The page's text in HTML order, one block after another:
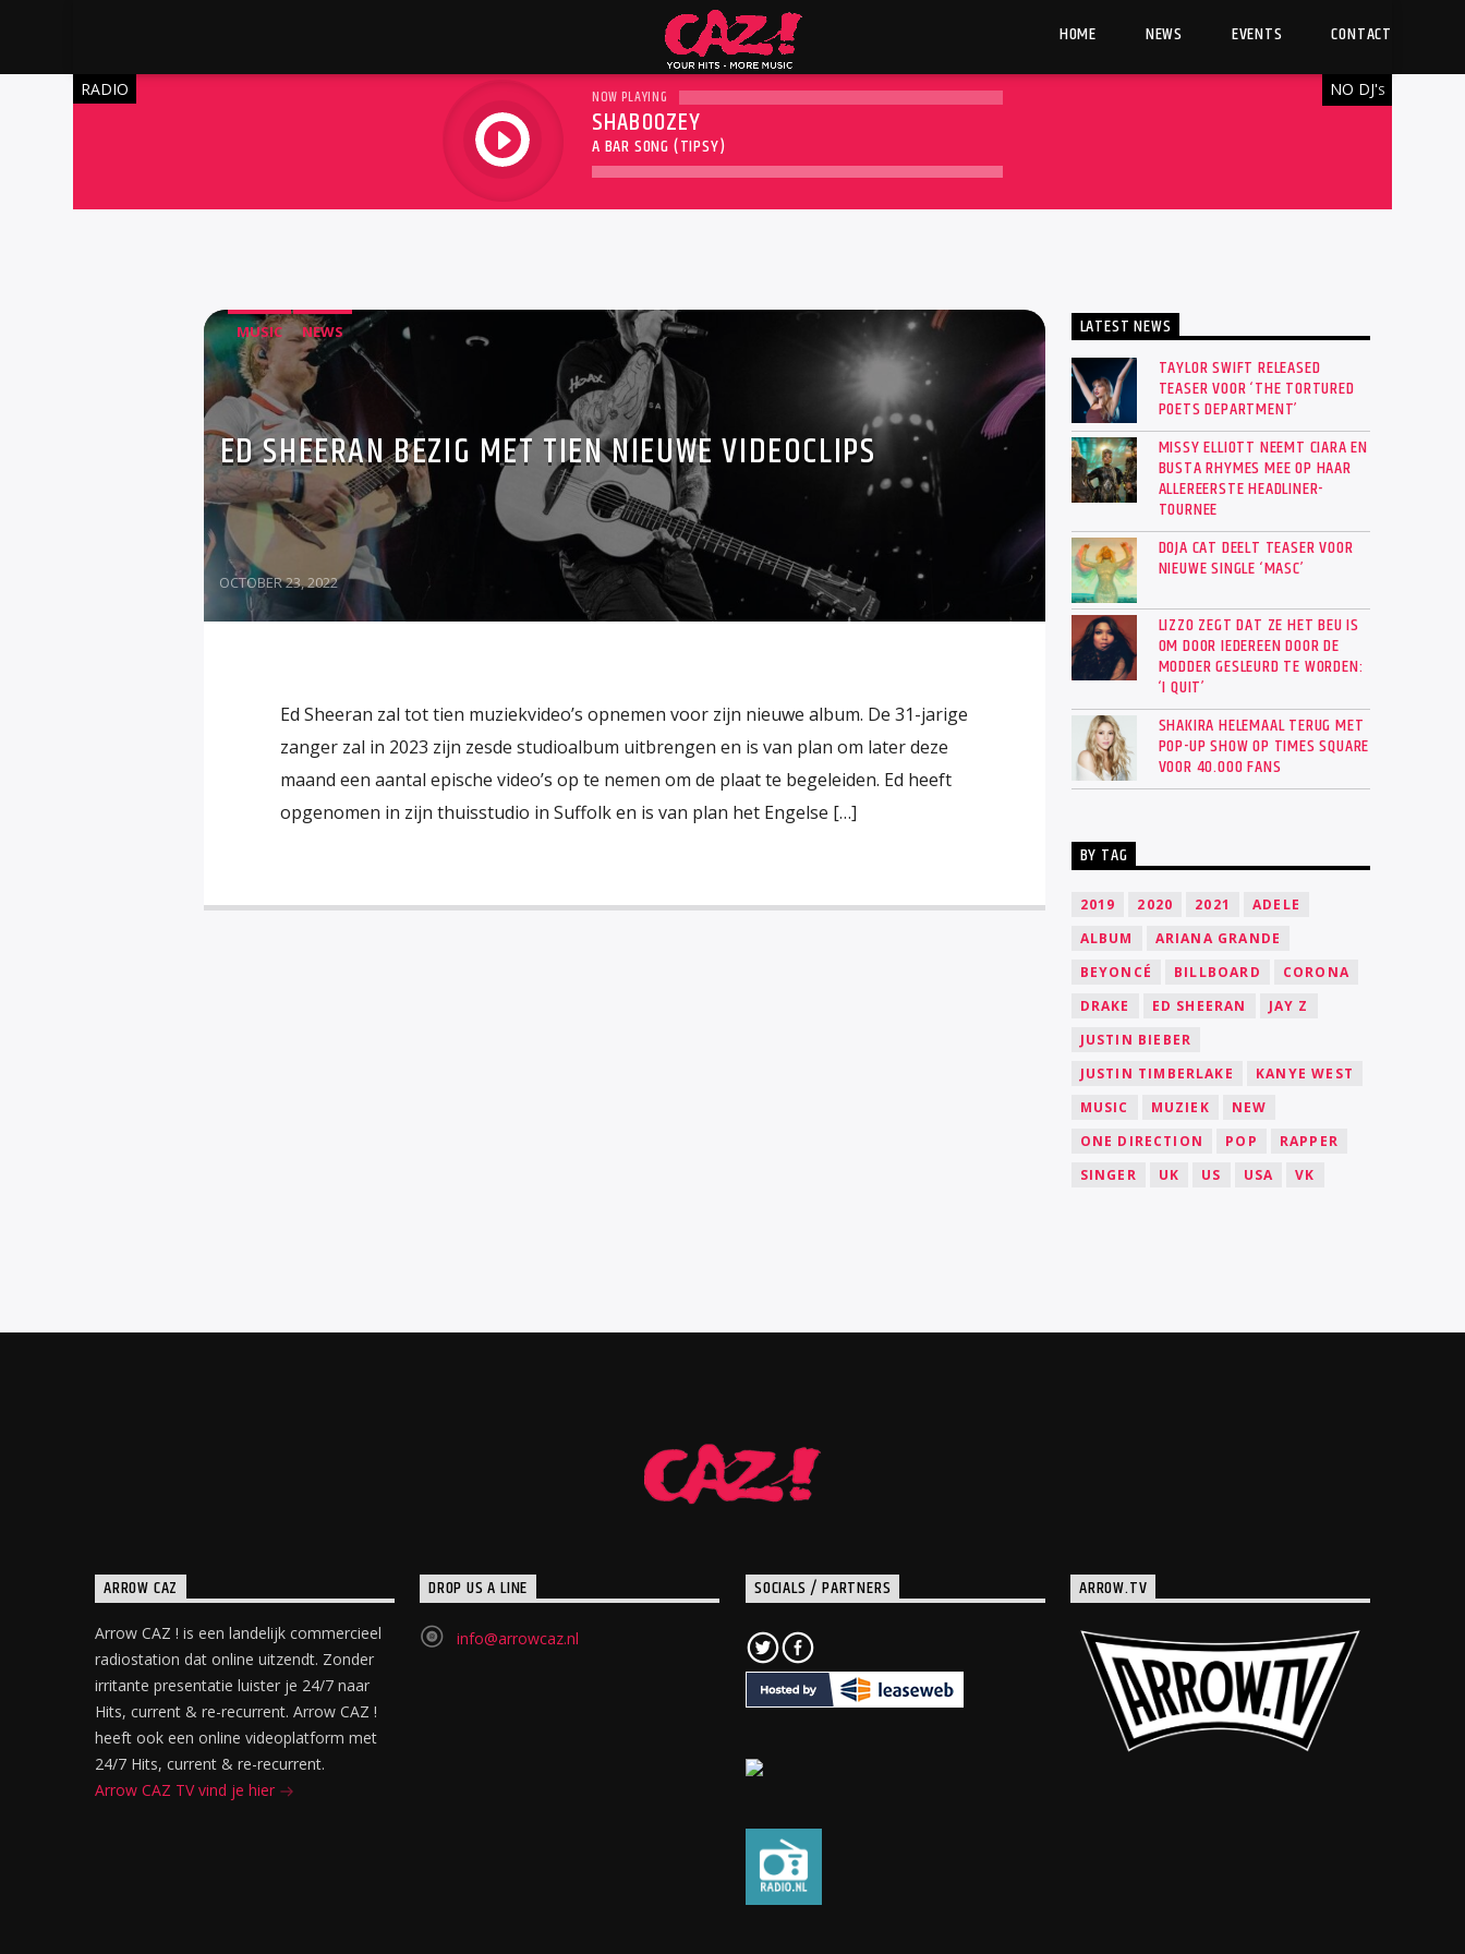
HOME NEWS EVENTS CONTACT
RADIO
play
NO DJ'S
NOW PLAYING
SHABOOZEY
A BAR SONG (TIPSY)
MUSIC NEWS
ED SHEERAN BEZIG MET TIEN NIEUWE VIDEOCLIPS
OCTOBER 23, 2022
Ed Sheeran zal tot tien muziekvideo’s opnemen voor zijn nieuwe album. De 31-jarige
zanger zal in 2023 zijn zesde studioalbum uitbrengen en is van plan om later deze
maand een aantal epische video’s op te nemen om de plaat te begeleiden. Ed heeft
opgenomen in zijn thuisstudio in Suffolk en is van plan het Engelse […]
LATEST NEWS
TAYLOR SWIFT RELEASED
TEASER VOOR ‘THE TORTURED
POETS DEPARTMENT’
MISSY ELLIOTT NEEMT CIARA EN
BUSTA RHYMES MEE OP HAAR
ALLEREERSTE HEADLINER-
TOURNEE
DOJA CAT DEELT TEASER VOOR
NIEUWE SINGLE ‘MASC’
LIZZO ZEGT DAT ZE HET BEU IS
OM DOOR IEDEREEN DOOR DE
MODDER GESLEURD TE WORDEN:
‘I QUIT’
SHAKIRA HELEMAAL TERUG MET
POP-UP SHOW OP TIMES SQUARE
VOOR 40.000 FANS
BY TAG
2019 2020 2021
ADELE
ALBUM
ARIANA GRANDE
BEYONCÉ
BILLBOARD
CORONA
DRAKE
ED SHEERAN
JAY Z
JUSTIN BIEBER
JUSTIN TIMBERLAKE
KANYE WEST
MUSIC
MUZIEK
NEW
ONE DIRECTION
POP
RAPPER
SINGER
UK US USA VK
ARROW CAZ
Arrow CAZ ! is een landelijk commercieel
radiostation dat online uitzendt. Zonder
irritante presentatie luister je 24/7 naar
Hits, current & re-recurrent. Arrow CAZ !
heeft ook een online videoplatform met
24/7 Hits, current & re-recurrent.
Arrow CAZ TV vind je hier
DROP US A LINE
info@arrowcaz.nl
SOCIALS / PARTNERS ARROW.TV